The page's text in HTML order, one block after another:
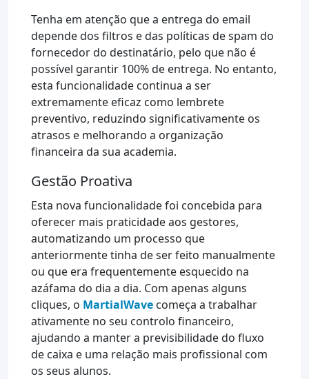
Tenha em atenção que a entrega do email
depende dos filtros e das políticas de spam do
fornecedor do destinatário, pelo que não é
possível garantir 100% de entrega. No entanto,
esta funcionalidade continua a ser
extremamente eficaz como lembrete
preventivo, reduzindo significativamente os
atrasos e melhorando a organização
financeira da sua academia.
Gestão Proativa
Esta nova funcionalidade foi concebida para
oferecer mais praticidade aos gestores,
automatizando um processo que
anteriormente tinha de ser feito manualmente
ou que era frequentemente esquecido na
azáfama do dia a dia. Com apenas alguns
cliques, o MartialWave começa a trabalhar
ativamente no seu controlo financeiro,
ajudando a manter a previsibilidade do fluxo
de caixa e uma relação mais profissional com
os seus alunos.